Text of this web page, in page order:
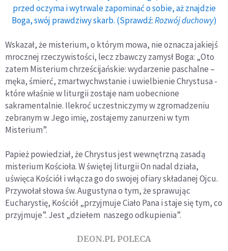
przed oczyma i wytrwale zapominać o sobie, aż znajdzie
Boga, swój prawdziwy skarb. (Sprawdź:Rozwój duchowy)
Wskazał, że misterium, o którym mowa, nie oznacza jakiejś
mrocznej rzeczywistości, lecz zbawczy zamysł Boga: „Oto
zatem Misterium chrześcijańskie: wydarzenie paschalne –
męka, śmierć, zmartwychwstanie i uwielbienie Chrystusa -
które właśnie w liturgii zostaje nam uobecnione
sakramentalnie. Ilekroć uczestniczymy w zgromadzeniu
zebranym w Jego imię, zostajemy zanurzeni w tym
Misterium”.
Papież powiedział, że Chrystus jest wewnętrzną zasadą
misterium Kościoła. W świętej liturgii On nadal działa,
uświęca Kościół i włącza go do swojej ofiary składanej Ojcu.
Przywołał słowa św. Augustyna o tym, że sprawując
Eucharystię, Kościół „przyjmuje Ciało Pana i staje się tym, co
przyjmuje”. Jest „dziełem naszego odkupienia”.
DEON.PL POLECA